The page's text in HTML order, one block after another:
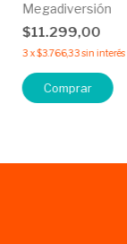
Megadiversión
$11.299,00
3 x$3.766,33 sin interés
Comprar